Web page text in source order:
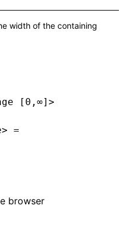
width of the containing
[0,∞]>
=
browser